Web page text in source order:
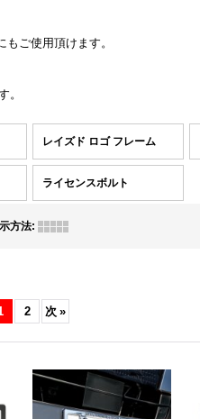
ご使用頂けます。
。
レイズド ロゴ フレーム
ライセンスボルト
方法:
2 次 »